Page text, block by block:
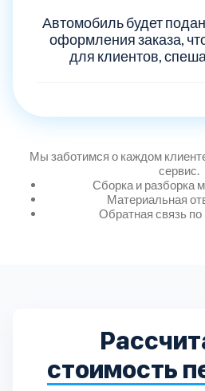
Автомобиль будет
оформления заказа,
для клиентов,
Мы заботимся о каждом
сервис.
Сборка и разборка
Материальная
Обратная связь
стоимость
Дмитровский
Егорьевский
Каширский